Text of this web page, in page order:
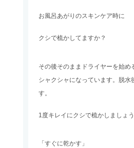
お風呂あがりのスキンケア時に
クシで梳かしてますか？
その後そのままドライヤーを始め
シャクシャになっています。脱水
す。
1度キレイにクシで梳かしましょう
「すぐに乾かす」